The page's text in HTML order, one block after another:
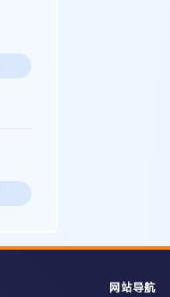
网站导航